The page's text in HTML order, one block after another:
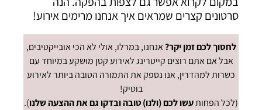
סרטונים קצרים שמראים איך אנחנו מרימים אירוע!
לחסוך לכם זמן יקר?אנחנו, במרלו, אולי לא הכי אובייקטיבים,
אבל אם אתם רוצים קייטרינג לאירוע קטן מושקע במיוחד עם
כשרות למהדרין, אנו נספק את התמורה הטובה ביותר לאירוע
בוטיק!
(לכל הפחותעשו לכם (ולנו) טובה ובדקו גם את ההצעה שלנו).